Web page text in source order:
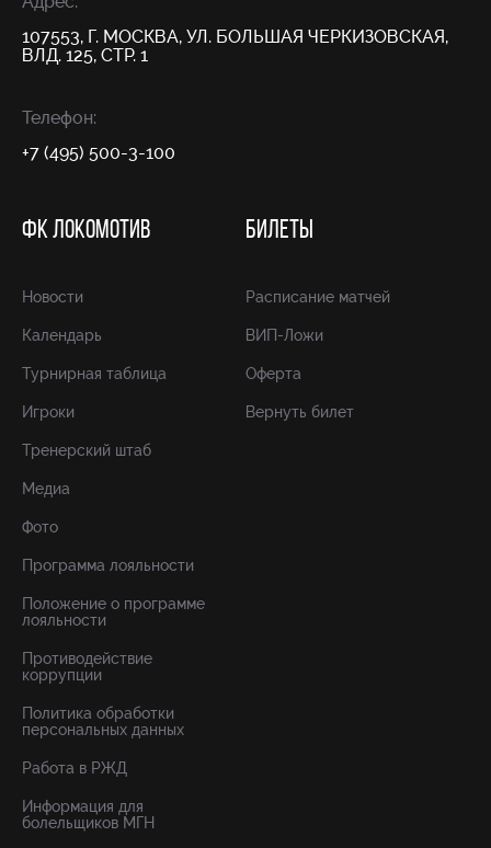
107553, Г. МОСКВА, УЛ. БОЛЬШАЯ ЧЕРКИЗОВСКАЯ,
ВЛД. 125, СТР. 1
Телефон:
+7 (495) 500-3-100
ФК ЛОКОМОТИВ
Новости
Календарь
Турнирная таблица
Игроки
Тренерский штаб
Медиа
Фото
Программа лояльности
Положение о программе
лояльности
Противодействие
коррупции
Политика обработки
персональных данных
Работа в РЖД
Информация для
болельщиков МГН
БИЛЕТЫ
Расписание матчей
ВИП-Ложи
Оферта
Вернуть билет